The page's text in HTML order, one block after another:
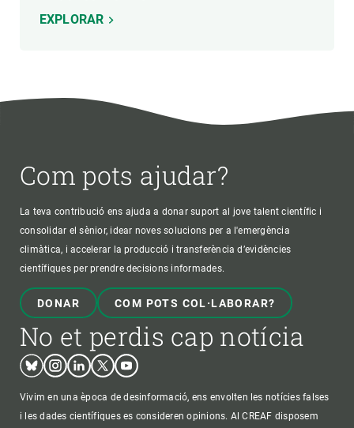
EXPLORAR
Com pots ajudar?
La teva contribució ens ajuda a donar suport al jove talent científic i
consolidar el sènior, idear noves solucions per a l'emergència
climàtica, i accelerar la producció i transferència d’evidències
científiques per prendre decisions informades.
DONAR COM POTS COL·LABORAR?
No et perdis cap notícia
BlueskyInstagram
LinkedinTwitterYoutube
Vivim en una època de desinformació, ens envolten les notícies falses
i les dades científiques es consideren opinions. Al CREAF disposem